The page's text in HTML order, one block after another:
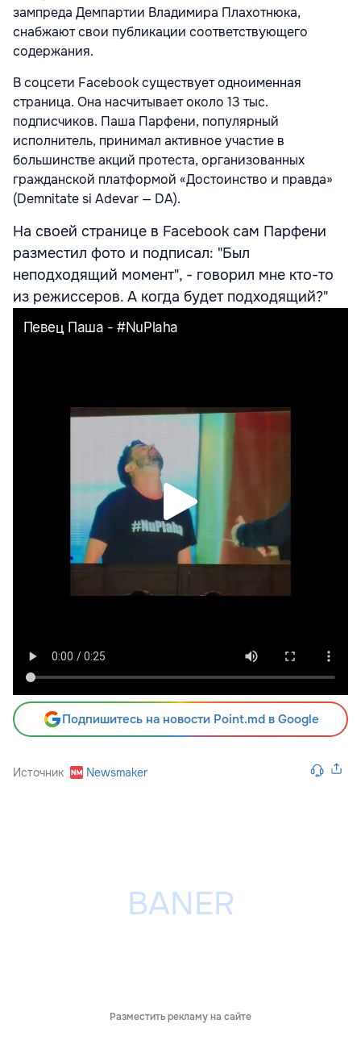
зампреда Демпартии Владимира Плахотнюка,
снабжают свои публикации соответствующего
содержания.
В соцсети Facebook существует одноименная
страница. Она насчитывает около 13 тыс.
подписчиков. Паша Парфени, популярный
исполнитель, принимал активное участие в
большинстве акций протеста, организованных
гражданской платформой «Достоинство и правда»
(Demnitate si Adevar — DA).
На своей странице в Facebook сам Парфени
разместил фото и подписал: "Был
неподходящий момент", - говорил мне кто-то
из режиссеров. А когда будет подходящий?"
Подпишитесь на новости Point.md в Google
Источник Newsmaker
Разместить рекламу на сайте